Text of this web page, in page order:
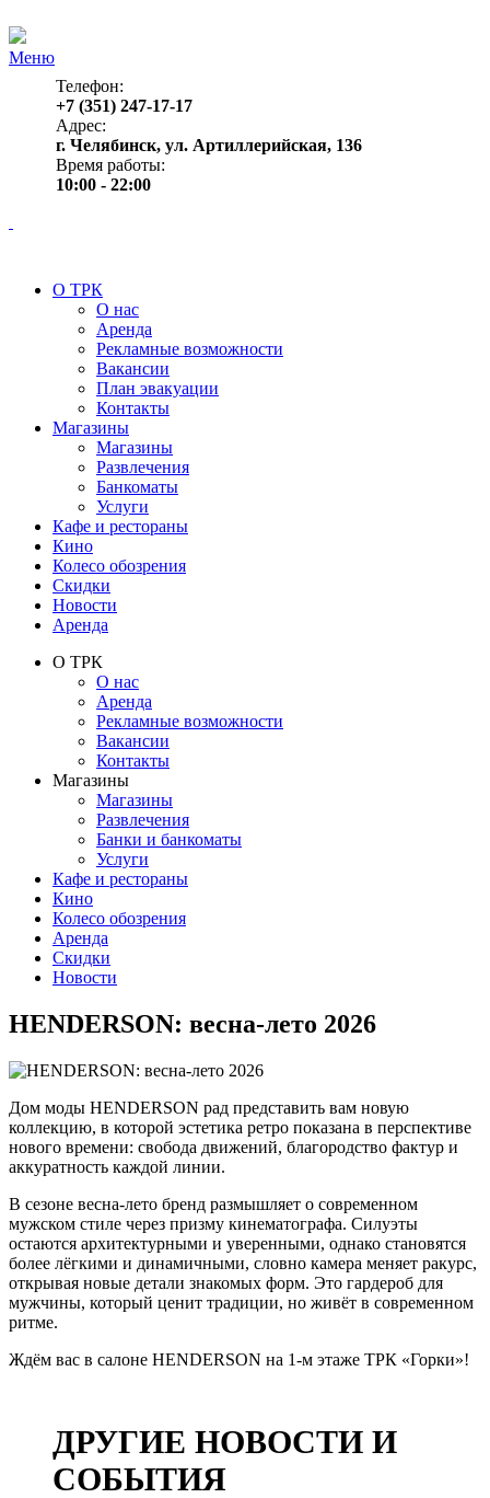
Меню
Телефон:
+7 (351) 247-17-17
Адрес:
г. Челябинск, ул. Артиллерийская, 136
Время работы:
10:00 - 22:00
О ТРК
О нас
Аренда
Рекламные возможности
Вакансии
План эвакуации
Контакты
Магазины
Магазины
Развлечения
Банкоматы
Услуги
Кафе и рестораны
Кино
Колесо обозрения
Скидки
Новости
Аренда
О ТРК
О нас
Аренда
Рекламные возможности
Вакансии
Контакты
Магазины
Магазины
Развлечения
Банки и банкоматы
Услуги
Кафе и рестораны
Кино
Колесо обозрения
Аренда
Скидки
Новости
HENDERSON: весна-лето 2026
Дом моды HENDERSON рад представить вам новую
коллекцию, в которой эстетика ретро показана в перспективе
нового времени: свобода движений, благородство фактур и
аккуратность каждой линии.
В сезоне весна-лето бренд размышляет о современном
мужском стиле через призму кинематографа. Силуэты
остаются архитектурными и уверенными, однако становятся
более лёгкими и динамичными, словно камера меняет ракурс,
открывая новые детали знакомых форм. Это гардероб для
мужчины, который ценит традиции, но живёт в современном
ритме.
Ждём вас в салоне HENDERSON на 1-м этаже ТРК «Горки»!
ДРУГИЕ НОВОСТИ И
СОБЫТИЯ